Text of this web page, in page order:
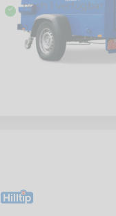
noch 1 verfügbar
H43978
Anti Kalk Kit